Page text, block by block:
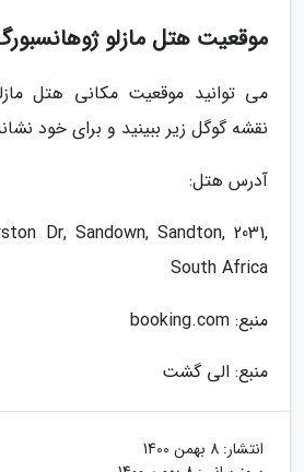
موقعیت هتل مازلو
می توانید موقعیت مکانی هتل
نقشه گوگل زیر ببینید و برای خود
آدرس هتل:
Dr, Sandown, Sandton, 2031,
South Africa
منبع: booking.com
منبع: الی گشت
انتشار: 8 بهمن 1400